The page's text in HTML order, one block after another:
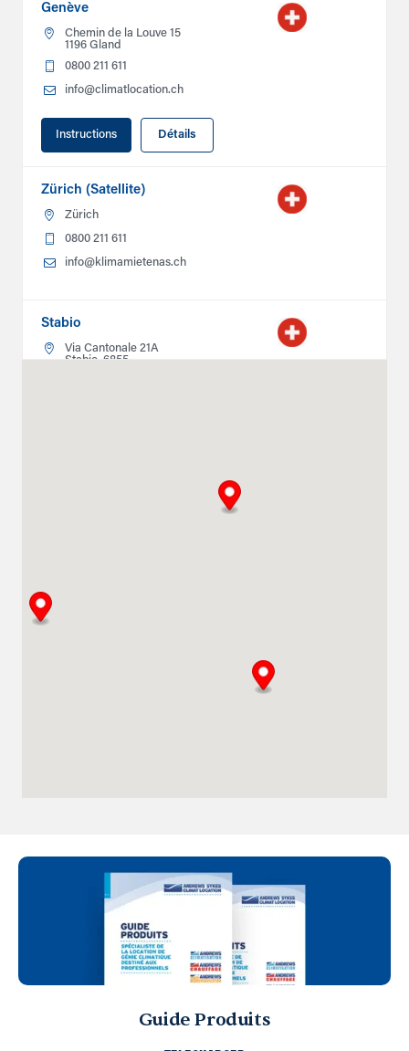
Genève
Chemin de la Louve 15
1196 Gland
0800 211 611
info@climatlocation.ch
Instructions Détails
Zürich (Satellite)
Zürich
0800 211 611
info@klimamietenas.ch
Stabio
Via Cantonale 21A
Stabio, 6855
Guide Produits